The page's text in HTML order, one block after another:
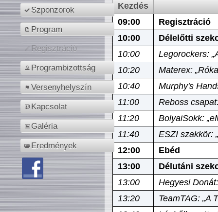
Szponzorok
Program
Regisztráció
Programbizottság
Versenyhelyszín
Kapcsolat
Galéria
Eredmények
Kezdés
09:00
Regisztráció
10:00
Délelőtti
10:00
Legorockers:
10:20
Materex:
10:40
Murphy's
11:00
Reboss
11:20
BolyaiSokk:
11:40
ESZI szakkör:
12:00
Ebéd
13:00
Délutáni
13:00
Hegyesi
13:20
TeamTAG: „A